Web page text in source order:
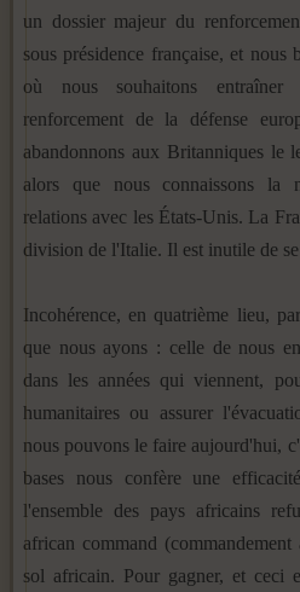
un dossier majeur du
sous présidence française, et nous
où nous souhaitons
renforcement de la défense
abandonnons aux Britanniques le
alors que nous connaissons la
relations avec les États-Unis. La
division de l'Italie. Il est inutile de
Incohérence, en quatrième lieu,
que nous ayons : celle de nous
dans les années qui viennent,
humanitaires ou assurer
nous pouvons le faire aujourd'hui,
bases nous confère une
l'ensemble des pays africains
african command
sol africain. Pour gagner, et ceci